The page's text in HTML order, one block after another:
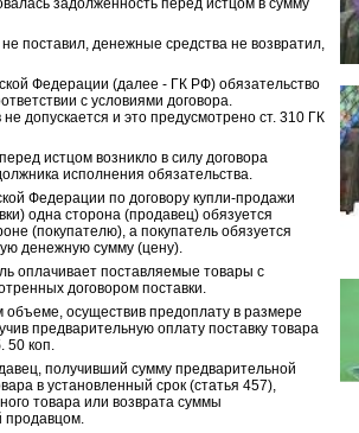
задолженность перед истцом в сумму
поставил, денежные средства не возвратил,
Федерации (далее - ГК РФ) обязательство
с условиями договора.
допускается и это предусмотрено ст. 310 ГК
истцом возникло в силу договора
исполнения обязательства.
Федерации по договору купли-продажи
одна сторона (продавец) обязуется
(покупателю), а покупатель обязуется
денежную сумму (цену).
оплачивает поставляемые товары с
договором поставки.
осуществив предоплату в размере
предварительную оплату поставку товара
50 коп.
получивший сумму предварительной
в установленный срок (статья 457),
товара или возврата суммы
продавцом.